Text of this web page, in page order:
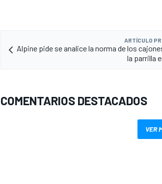
ARTÍCULO
Alpine pide se analice la norma de los
la parrilla
COMENTARIOS DESTACADOS
VER